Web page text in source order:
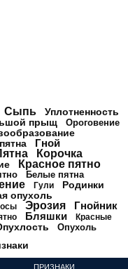
Сыпь Уплотненность
прыщ Ороговение
Гной
Корочка
Красное пятно
Белые пятна
Гули Родинки
опухоль
Эрозия Гнойник
Бляшки
Красные
Опухоль
ПРИЗНАКИ